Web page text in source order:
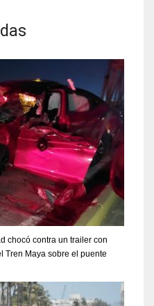
chocó contra un trailer con
Tren Maya sobre el puente